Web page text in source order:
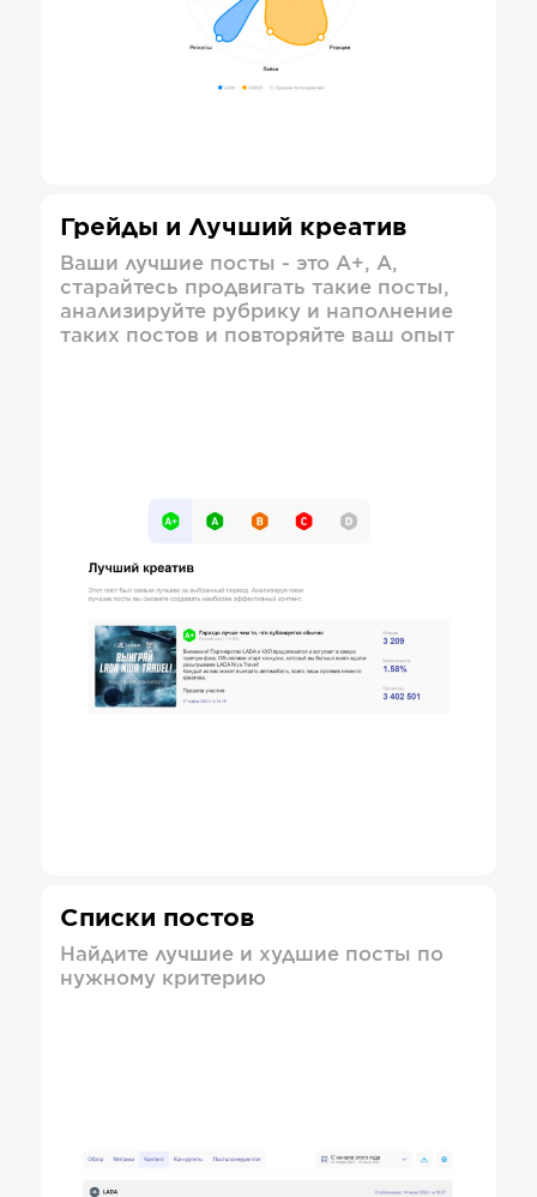
Грейды и Лучший креатив
Ваши лучшие посты - это А+, А,
старайтесь продвигать такие посты,
анализируйте рубрику и наполнение
таких постов и повторяйте ваш опыт
Списки постов
Найдите лучшие и худшие посты по
нужному критерию